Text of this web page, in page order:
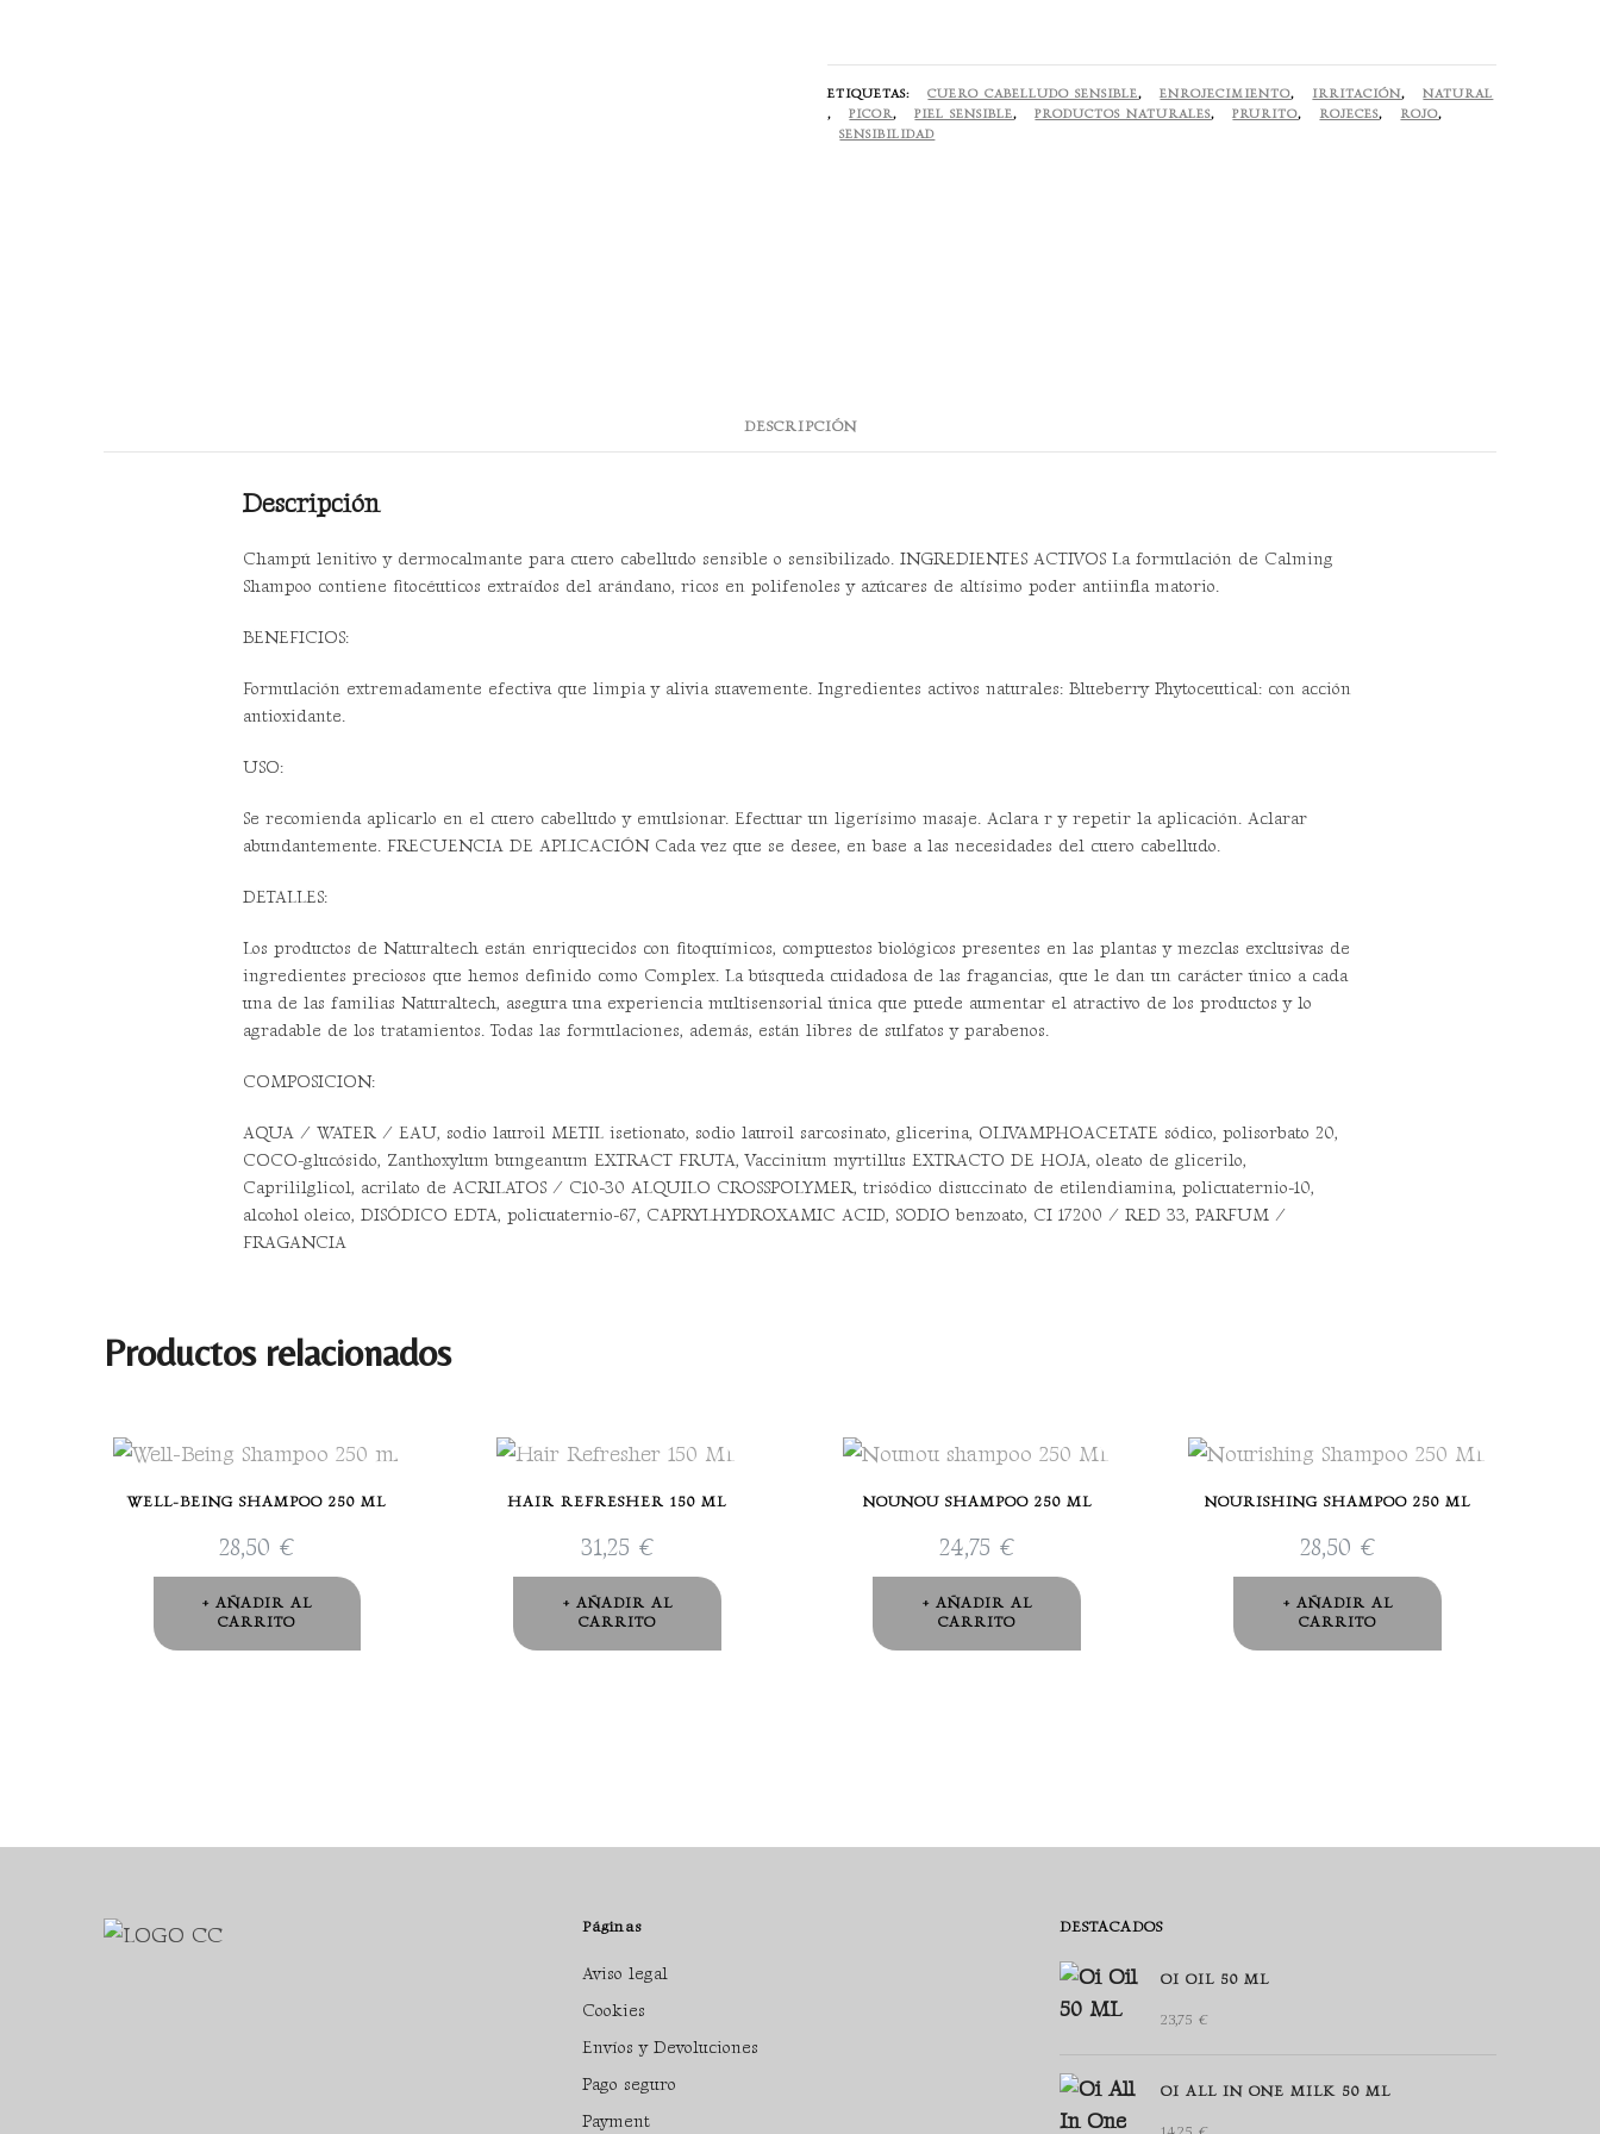
ETIQUETAS: CUERO CABELLUDO SENSIBLE, ENROJECIMIENTO, IRRITACIÓN,
NATURAL
,
PICOR, PIEL SENSIBLE, PRODUCTOS NATURALES, PRURITO, ROJECES, ROJO,
SENSIBILIDAD
DESCRIPCIÓN
Descripción
Champú lenitivo y dermocalmante para cuero cabelludo sensible o sensibilizado. INGREDIENTES ACTIVOS La formulación de Calming
Shampoo contiene fitocéuticos extraídos del arándano, ricos en polifenoles y azúcares de altísimo poder antiinfla matorio.
BENEFICIOS:
Formulación extremadamente efectiva que limpia y alivia suavemente. Ingredientes activos naturales: Blueberry Phytoceutical: con acción
antioxidante.
USO:
Se recomienda aplicarlo en el cuero cabelludo y emulsionar. Efectuar un ligerísimo masaje. Aclara r y repetir la aplicación. Aclarar
abundantemente. FRECUENCIA DE APLICACIÓN Cada vez que se desee, en base a las necesidades del cuero cabelludo.
DETALLES:
Los productos de Naturaltech están enriquecidos con fitoquímicos, compuestos biológicos presentes en las plantas y mezclas exclusivas de
ingredientes preciosos que hemos definido como Complex. La búsqueda cuidadosa de las fragancias, que le dan un carácter único a cada
una de las familias Naturaltech, asegura una experiencia multisensorial única que puede aumentar el atractivo de los productos y lo
agradable de los tratamientos. Todas las formulaciones, además, están libres de sulfatos y parabenos.
COMPOSICION:
AQUA / WATER / EAU, sodio lauroil METIL isetionato, sodio lauroil sarcosinato, glicerina, OLIVAMPHOACETATE sódico, polisorbato 20,
COCO-glucósido, Zanthoxylum bungeanum EXTRACT FRUTA, Vaccinium myrtillus EXTRACTO DE HOJA, oleato de glicerilo,
Caprililglicol, acrilato de ACRILATOS / C10-30 ALQUILO CROSSPOLYMER, trisódico disuccinato de etilendiamina, policuaternio-10,
alcohol oleico, DISÓDICO EDTA, policuaternio-67, CAPRYLHYDROXAMIC ACID, SODIO benzoato, CI 17200 / RED 33, PARFUM /
FRAGANCIA
Productos relacionados
WELL-BEING SHAMPOO 250 ML
28,50 €
AÑADIR AL
CARRITO
HAIR REFRESHER 150 ML
31,25 €
AÑADIR AL
CARRITO
NOUNOU SHAMPOO 250 ML
24,75 €
AÑADIR AL
CARRITO
NOURISHING SHAMPOO 250 ML
28,50 €
AÑADIR AL
CARRITO
Páginas
Aviso legal
Cookies
Envíos y Devoluciones
Pago seguro
Payment
DESTACADOS
OI OIL 50 ML
23,75 €
OI ALL IN ONE MILK 50 ML